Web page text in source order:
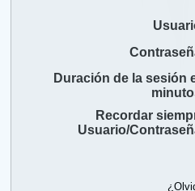
Duración de la sesión
Recordar
Usuario/